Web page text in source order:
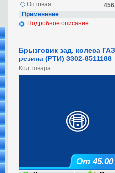
Оптовая
Применение
Подробное описание
Брызговик зад. колеса
резина (РТИ) 3302-8511188
Код товара:
От 45.00